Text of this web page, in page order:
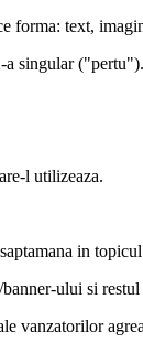
forma: text,
a singular ("pertu").
l utilizeaza.
in
ului si
vanzatorilor